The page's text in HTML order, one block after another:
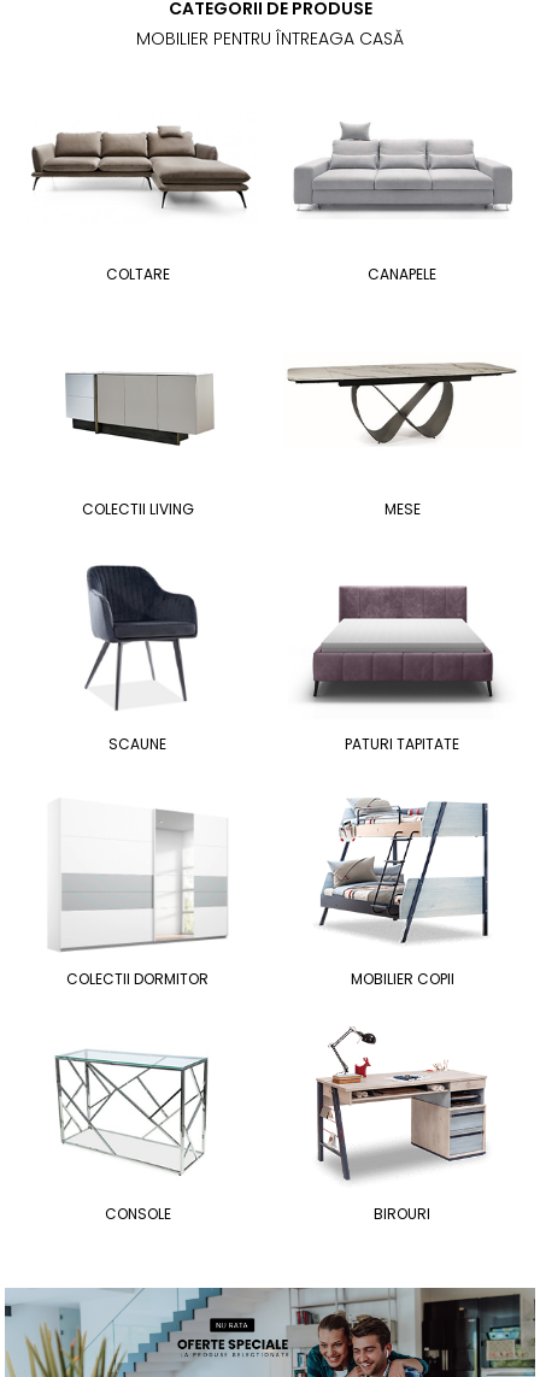
CATEGORII DE PRODUSE
MOBILIER PENTRU ÎNTREAGA CASĂ
COLTARE CANAPELE
COLECTII LIVING MESE
SCAUNE PATURI TAPITATE
COLECTII DORMITOR MOBILIER COPII
CONSOLE BIROURI